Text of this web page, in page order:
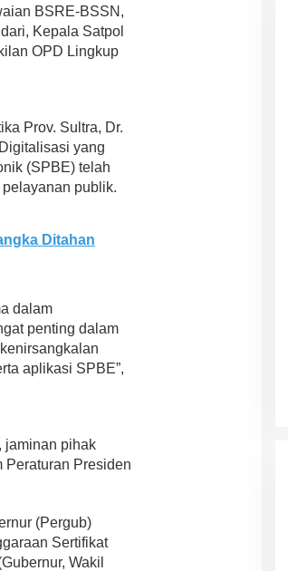
BSRE-BSSN,
Kepala Satpol
OPD Lingkup
Prov. Sultra, Dr.
yang
(SPBE) telah
publik.
Ditahan
dalam
penting dalam
aplikasi SPBE”,
jaminan pihak
Peraturan Presiden
(Pergub)
Sertifikat
Wakil
Ini Prediksi Pengamat Politik
Pada Pilkada Sultra “Hanya
Ada Satu Putaran”
Di News, Politik